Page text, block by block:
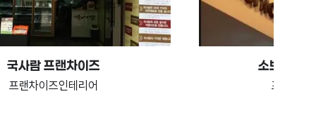
국사람 프랜차이즈
프랜차이즈인테리어
소보로치
프랜차이